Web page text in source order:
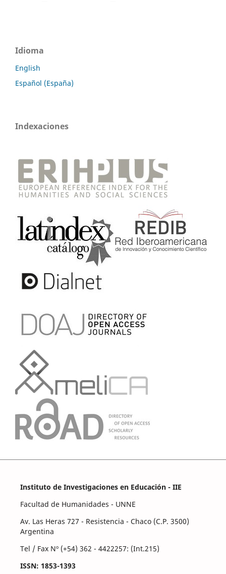
Idioma
English
Español (España)
Indexaciones
Instituto de Investigaciones en Educación - IIE
Facultad de Humanidades - UNNE
Av. Las Heras 727 - Resistencia - Chaco (C.P. 3500)
Argentina
Tel / Fax Nº (+54) 362 - 4422257: (Int.215)
ISSN: 1853-1393